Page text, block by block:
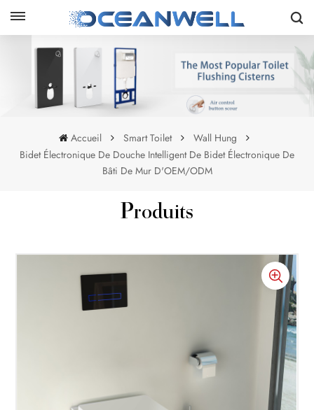
Accueil Smart Toilet
Wall Hung
Bidet Électronique De Douche Intelligent De Bidet Électronique De
Bâti De Mur D'OEM/ODM
Produits